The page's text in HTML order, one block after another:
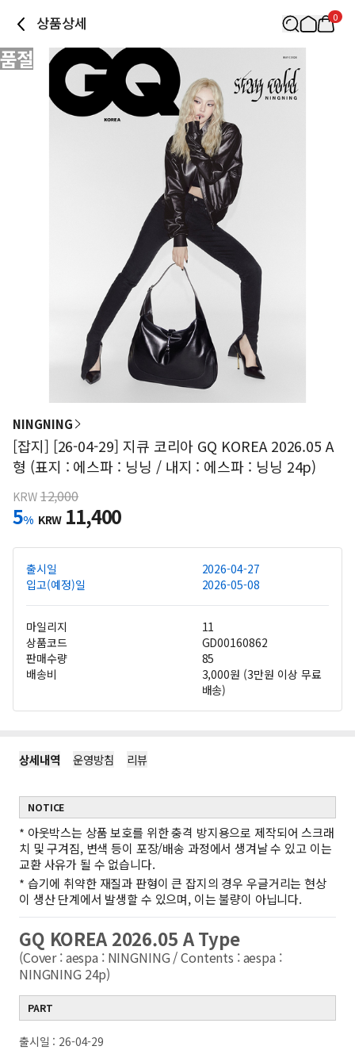
상품상세 0
품절
NINGNING
[잡지] [26-04-29] 지큐 코리아 GQ KOREA 2026.05 A
형 (표지 : 에스파 : 닝닝 / 내지 : 에스파 : 닝닝 24p)
KRW 12,000
5% KRW 11,400
출시일
2026-04-27
입고(예정)일
2026-05-08
마일리지
11
상품코드
GD00160862
판매수량
85
배송비
3,000원 (3만원 이상 무료
배송)
상세내역 운영방침 리뷰
NOTICE
* 아웃박스는 상품 보호를 위한 충격 방지용으로 제작되어 스크래
치 및 구겨짐, 변색 등이 포장/배송 과정에서 생겨날 수 있고 이는
교환 사유가 될 수 없습니다.
* 습기에 취약한 재질과 판형이 큰 잡지의 경우 우글거리는 현상
이 생산 단계에서 발생할 수 있으며, 이는 불량이 아닙니다.
GQ KOREA 2026.05 A Type
(Cover : aespa : NINGNING / Contents : aespa :
NINGNING 24p)
PART
출시일 : 26-04-29